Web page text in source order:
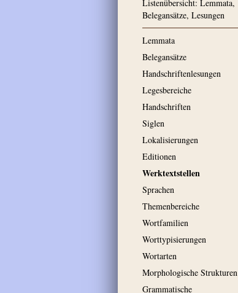
Listenübersicht: Lemmata,
Belegansätze, Lesungen
Lemmata
Belegansätze
Handschriftenlesungen
Legesbereiche
Handschriften
Siglen
Lokalisierungen
Editionen
Werktextstellen
Sprachen
Themenbereiche
Wortfamilien
Worttypisierungen
Wortarten
Morphologische Strukturen
Grammatische